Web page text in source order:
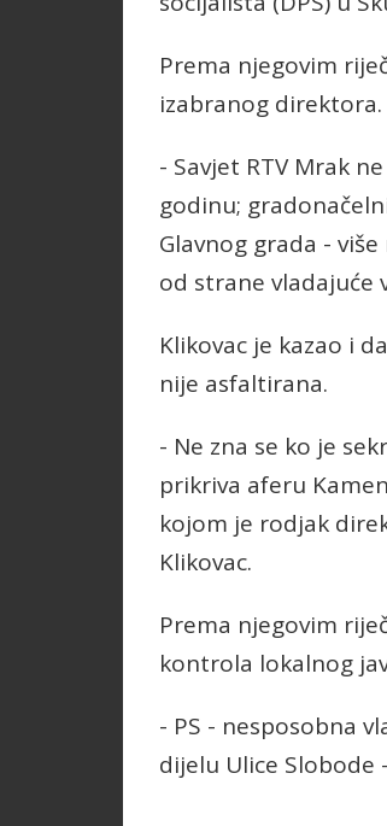
Prema njegovim
izabranog direktora.
- Savjet RTV Mrak
godinu;
Glavnog grada -
od strane vladajuće
Klikovac je kazao i
nije asfaltirana.
- Ne zna se ko je
prikriva aferu
kojom je rodjak
Klikovac.
Prema njegovim
kontrola lokalnog
- PS - nesposobna
dijelu Ulice Slobode